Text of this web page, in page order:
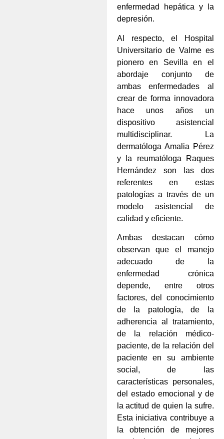
enfermedad hepática y la
depresión.
Al respecto, el Hospital
Universitario de Valme es
pionero en Sevilla en el
abordaje conjunto de
ambas enfermedades al
crear de forma innovadora
hace unos años un
dispositivo asistencial
multidisciplinar. La
dermatóloga Amalia Pérez
y la reumatóloga Raques
Hernández son las dos
referentes en estas
patologías a través de un
modelo asistencial de
calidad y eficiente.
Ambas destacan cómo
observan que el manejo
adecuado de la
enfermedad crónica
depende, entre otros
factores, del conocimiento
de la patología, de la
adherencia al tratamiento,
de la relación médico-
paciente, de la relación del
paciente en su ambiente
social, de las
características personales,
del estado emocional y de
la actitud de quien la sufre.
Esta iniciativa contribuye a
la obtención de mejores